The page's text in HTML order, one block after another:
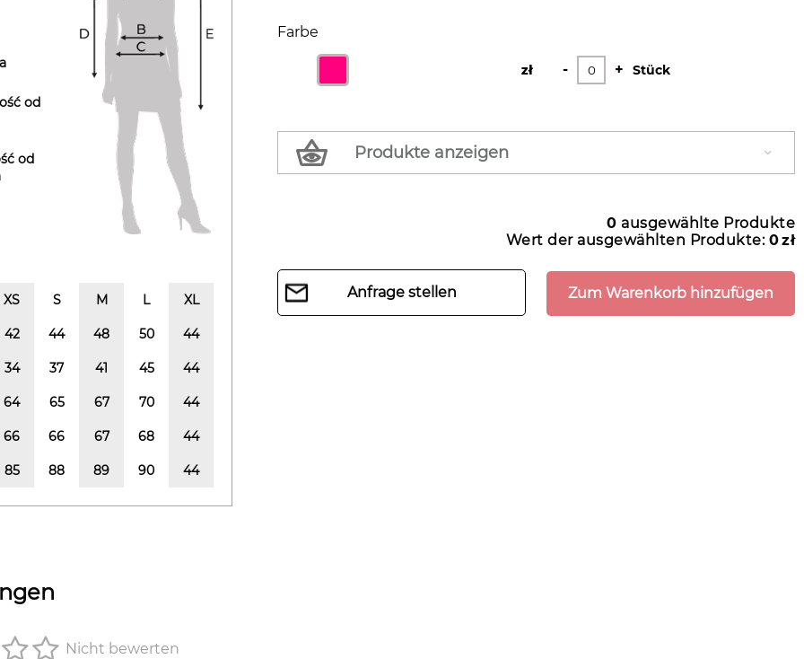
od
od
XS S M L XL
42 44 48 50 44
34 37 41 45 44
64 65 67 70 44
66 66 67 68 44
85 88 89 90 44
Farbe
zł
zł - + Stück
Produkte anzeigen
0 ausgewählte Produkte
Wert der ausgewählten Produkte: 0zł
Zum Warenkorb hinzufügen
Anfrage stellen
Nicht bewerten